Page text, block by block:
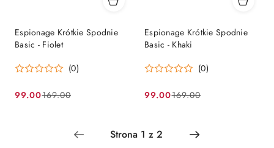
Espionage Krótkie Spodnie
Basic - Fiolet
(0)
Cena
99.00
Cena
169.00
Espionage Krótkie Spodnie
Basic - Khaki
(0)
Cena
99.00
Cena
promocją:
169.00